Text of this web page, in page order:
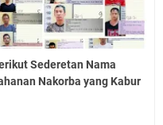
Sederetan Nama
Nakorba yang Kabur